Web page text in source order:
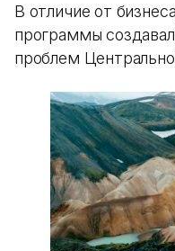
В отличие от
программы
проблем